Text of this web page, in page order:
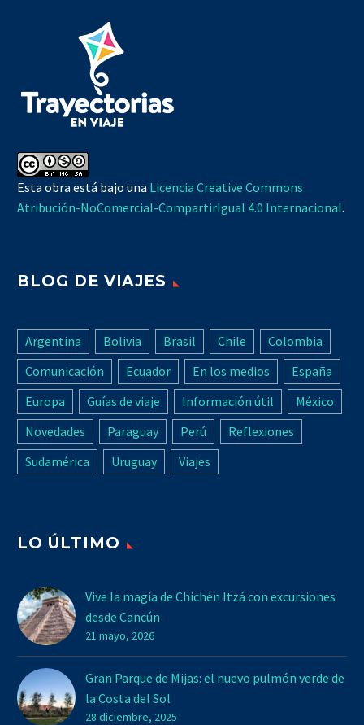
Esta obra está bajo una Licencia Creative Commons
Atribución-NoComercial-CompartirIgual 4.0 Internacional.
BLOG DE VIAJES
Argentina Bolivia Brasil Chile
Colombia
Comunicación
Ecuador En los medios
España
Europa
Guías de viaje Información útil
México
Novedades
Paraguay Perú
Reflexiones
Sudamérica
Uruguay Viajes
LO ÚLTIMO
Vive la magia de Chichén Itzá con excursiones
desde Cancún
21 mayo, 2026
Gran Parque de Mijas: el nuevo pulmón verde de
la Costa del Sol
28 diciembre, 2025